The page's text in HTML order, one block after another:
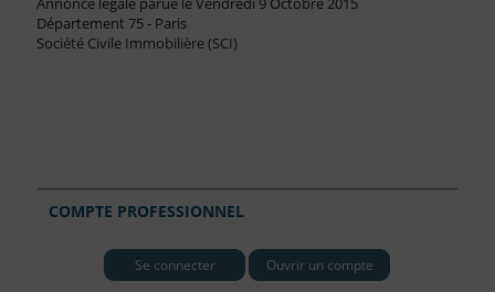
Département 75 - Paris
Société Civile Immobilière (SCI)
COMPTE PROFESSIONNEL
Se connecter Ouvrir un compte